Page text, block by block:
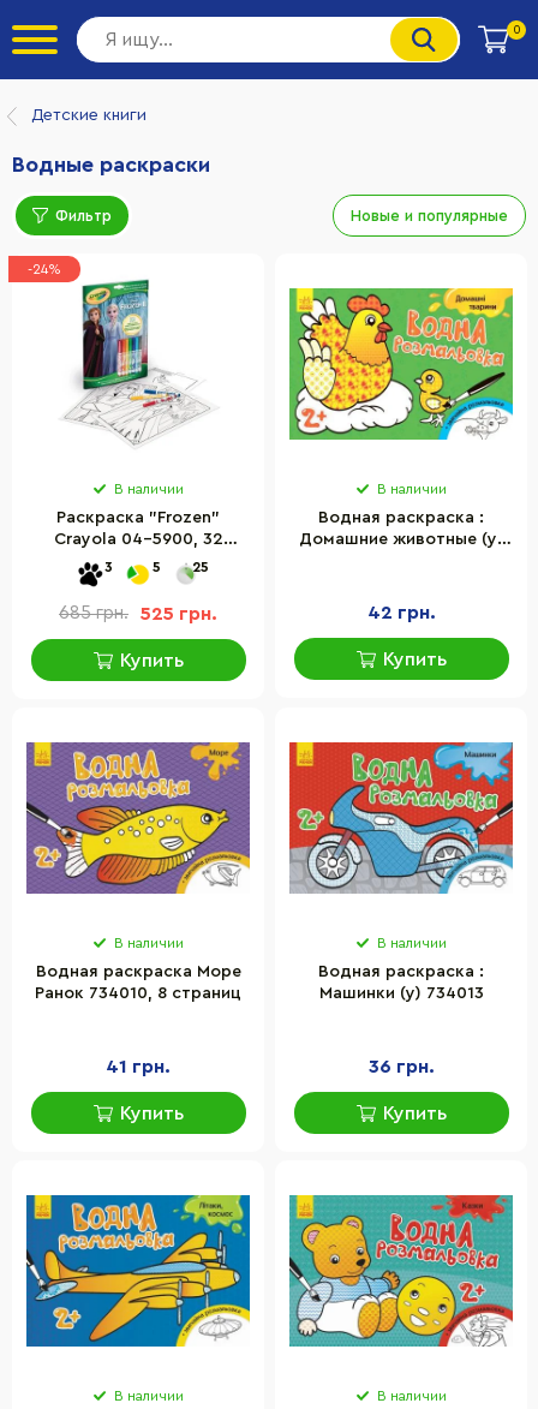
0
Детские книги
Водные раскраски
Фильтр Новые и популярные
-24%
В наличии
Раскраска "Frozen"
Crayola 04-5900, 32
страницы
3 5 25
685 грн. 525 грн.
Купить
В наличии
Водная раскраска :
Домашние животные (у)
42 грн.
Купить
В наличии
Водная раскраска Море
Ранок 734010, 8 страниц
41 грн.
Купить
В наличии
Водная раскраска :
Машинки (у) 734013
36 грн.
Купить
В наличии В наличии